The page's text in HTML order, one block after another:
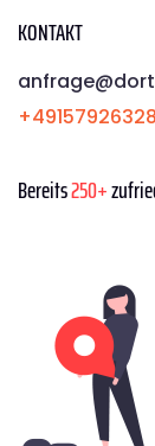
KONTAKT
Bereits250+